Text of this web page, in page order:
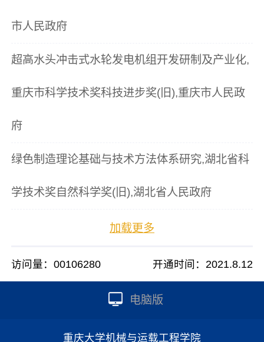
市人民政府
超高水头冲击式水轮发电机组开发研制及产业化,
重庆市科学技术奖科技进步奖(旧),重庆市人民政
府
绿色制造理论基础与技术方法体系研究,湖北省科
学技术奖自然科学奖(旧),湖北省人民政府
加载更多
访问量：00106280 开通时间： 2021.8.12
电脑版
重庆大学机械与运载工程学院